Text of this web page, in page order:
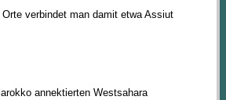
verbindet man damit etwa Assiut
annektierten Westsahara